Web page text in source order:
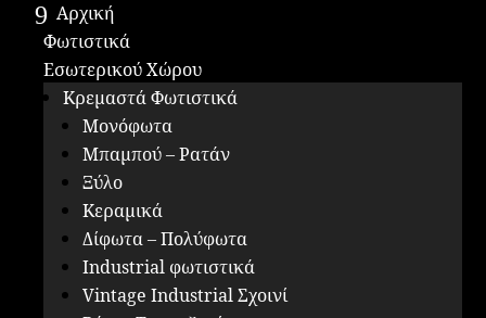
Αρχική
Φωτιστικά
Εσωτερικού Χώρου
Κρεμαστά Φωτιστικά
Μονόφωτα
Μπαμπού – Ρατάν
Ξύλο
Κεραμικά
Δίφωτα – Πολύφωτα
Industrial φωτιστικά
Vintage Industrial Σχοινί